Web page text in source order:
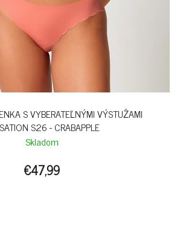
S VYBERATEĽNÝMI VÝSTUŽAMI
S26 - CRABAPPLE
Skladom
€47,99